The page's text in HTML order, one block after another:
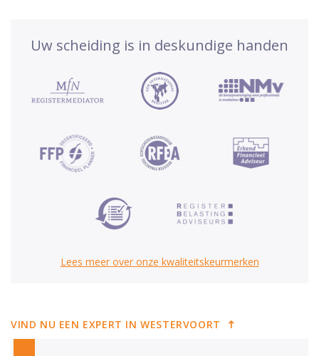
Uw scheiding is in deskundige handen
Lees meer over onze kwaliteitskeurmerken
VIND NU EEN EXPERT IN WESTERVOORT